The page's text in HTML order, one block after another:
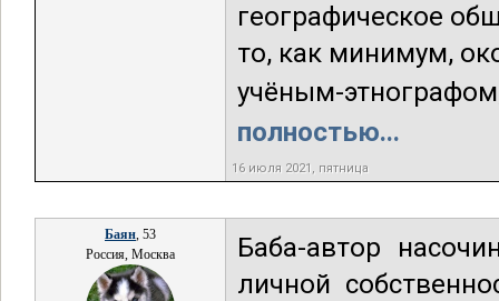
географическое
то, как минимум,
учёным-
полностью...
16 июля 2021, пятница
Баян, 53
Россия, Москва
Баба-автор
личной